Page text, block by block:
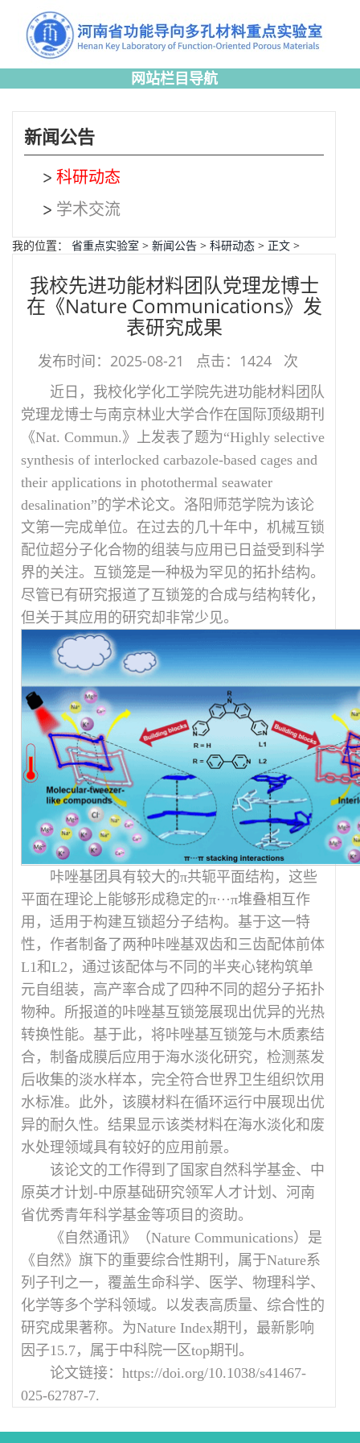
网站栏目导航
新闻公告
科研动态
学术交流
我的位置： 省重点实验室 > 新闻公告 > 科研动态 > 正文 >
我校先进功能材料团队党理龙博士
在《Nature Communications》发
表研究成果
发布时间：2025-08-21 点击： 1424 次
近日，我校化学化工学院先进功能材料团队
党理龙博士与南京林业大学合作在国际顶级期刊
《Nat. Commun.》上发表了题为“Highly selective
synthesis of interlocked carbazole-based cages and
their applications in photothermal seawater
desalination”的学术论文。洛阳师范学院为该论
文第一完成单位。在过去的几十年中，机械互锁
配位超分子化合物的组装与应用已日益受到科学
界的关注。互锁笼是一种极为罕见的拓扑结构。
尽管已有研究报道了互锁笼的合成与结构转化，
但关于其应用的研究却非常少见。
咔唑基团具有较大的π共轭平面结构，这些
平面在理论上能够形成稳定的π···π堆叠相互作
用，适用于构建互锁超分子结构。基于这一特
性，作者制备了两种咔唑基双齿和三齿配体前体
L1和L2，通过该配体与不同的半夹心铑构筑单
元自组装，高产率合成了四种不同的超分子拓扑
物种。所报道的咔唑基互锁笼展现出优异的光热
转换性能。基于此，将咔唑基互锁笼与木质素结
合，制备成膜后应用于海水淡化研究，检测蒸发
后收集的淡水样本，完全符合世界卫生组织饮用
水标准。此外，该膜材料在循环运行中展现出优
异的耐久性。结果显示该类材料在海水淡化和废
水处理领域具有较好的应用前景。
该论文的工作得到了国家自然科学基金、中
原英才计划-中原基础研究领军人才计划、河南
省优秀青年科学基金等项目的资助。
《自然通讯》（Nature Communications）是
《自然》旗下的重要综合性期刊，属于Nature系
列子刊之一，覆盖生命科学、医学、物理科学、
化学等多个学科领域。以发表高质量、综合性的
研究成果著称。为Nature Index期刊，最新影响
因子15.7，属于中科院一区top期刊。
论文链接：https://doi.org/10.1038/s41467-
025-62787-7.